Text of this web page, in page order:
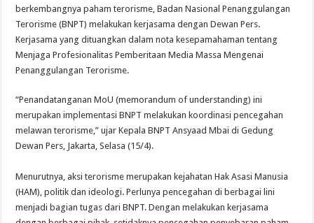
berkembangnya paham terorisme, Badan Nasional Penanggulangan
Terorisme (BNPT) melakukan kerjasama dengan Dewan Pers.
Kerjasama yang dituangkan dalam nota kesepamahaman tentang
Menjaga Profesionalitas Pemberitaan Media Massa Mengenai
Penanggulangan Terorisme.
“Penandatanganan MoU (memorandum of understanding) ini
merupakan implementasi BNPT melakukan koordinasi pencegahan
melawan terorisme,” ujar Kepala BNPT Ansyaad Mbai di Gedung
Dewan Pers, Jakarta, Selasa (15/4).
Menurutnya, aksi terorisme merupakan kejahatan Hak Asasi Manusia
(HAM), politik dan ideologi. Perlunya pencegahan di berbagai lini
menjadi bagian tugas dari BNPT. Dengan melakukan kerjasama